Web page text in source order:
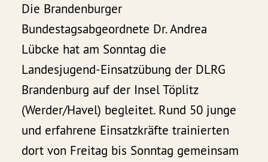
Die Brandenburger
Bundestagsabgeordnete Dr. Andrea
Lübcke hat am Sonntag die
Landesjugend-Einsatzübung der DLRG
Brandenburg auf der Insel Töplitz
(Werder/Havel) begleitet. Rund 50 junge
und erfahrene Einsatzkräfte trainierten
dort von Freitag bis Sonntag gemeinsam